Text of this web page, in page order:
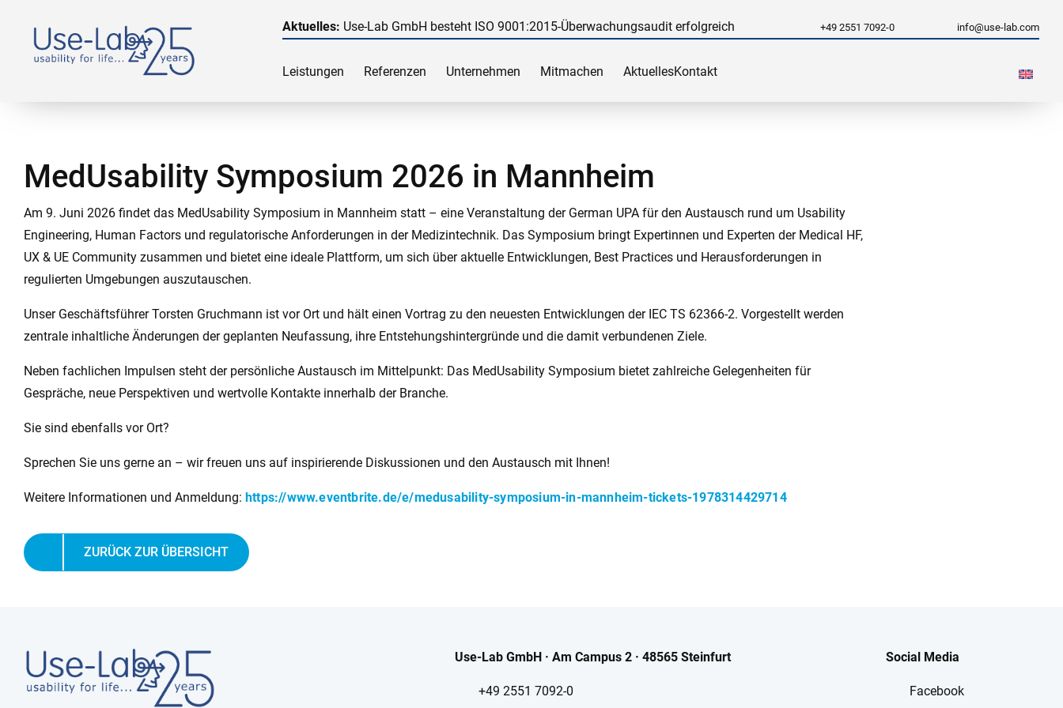
Aktuelles: Use-Lab GmbH besteht ISO 9001:2015-Überwachungsaudit erfolgreich +49 2551 7092-0 info@use-lab.com
Leistungen Referenzen Unternehmen Mitmachen AktuellesKontakt
MedUsability Symposium 2026 in Mannheim
Am 9. Juni 2026 findet das MedUsability Symposium in Mannheim statt – eine Veranstaltung der German UPA für den Austausch rund um Usability
Engineering, Human Factors und regulatorische Anforderungen in der Medizintechnik. Das Symposium bringt Expertinnen und Experten der Medical HF,
UX & UE Community zusammen und bietet eine ideale Plattform, um sich über aktuelle Entwicklungen, Best Practices und Herausforderungen in
regulierten Umgebungen auszutauschen.
Unser Geschäftsführer Torsten Gruchmann ist vor Ort und hält einen Vortrag zu den neuesten Entwicklungen der IEC TS 62366‑2. Vorgestellt werden
zentrale inhaltliche Änderungen der geplanten Neufassung, ihre Entstehungshintergründe und die damit verbundenen Ziele.
Neben fachlichen Impulsen steht der persönliche Austausch im Mittelpunkt: Das MedUsability Symposium bietet zahlreiche Gelegenheiten für
Gespräche, neue Perspektiven und wertvolle Kontakte innerhalb der Branche.
Sie sind ebenfalls vor Ort?
Sprechen Sie uns gerne an – wir freuen uns auf inspirierende Diskussionen und den Austausch mit Ihnen!
Weitere Informationen und Anmeldung: https://www.eventbrite.de/e/medusability-symposium-in-mannheim-tickets-1978314429714
ZURÜCK ZUR ÜBERSICHT
Use-Lab GmbH · Am Campus 2 · 48565 Steinfurt
+49 2551 7092-0
Social Media
Facebook